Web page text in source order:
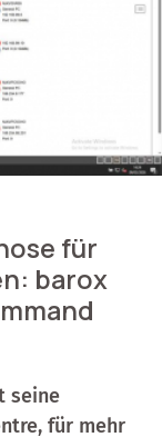
für
barox
seine
für mehr